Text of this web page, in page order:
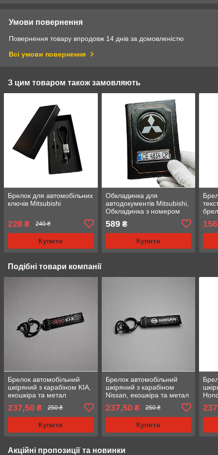
Умови повернення
Повернення товару впродовж 14 днів за домовленістю
Всі умови повернення
З цим товаром також замовляють
Брелок для автомобільних
ключів Mitsubishi
228 ₴ 240 ₴
Купити
Обкладинка для
автодокументів Mitsubishi,
Обкладинка з номером
589₴
Купити
Подібні товари компанії
Брелок автомобільний
шкіряний з карабіном KIA,
екошкіра та метал
237,50 ₴ 250 ₴
Купити
Брелок автомобільний
шкіряний з карабіном
Nissan, екошкіра та метал
237,50₴ 250 ₴
Купити
Акційні пропозиції та новинки